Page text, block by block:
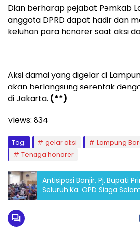
Dian berharap pejabat Pemkab
anggota DPRD dapat hadir dan
keluhan para honorer saat aksi
Aksi damai yang digelar di
akan berlangsung serentak
di Jakarta. (**)
Views: 834
Tag: gelar aksi Lampung
Tenaga honorer
Antisipasi Banjir, Pj. Bupati
Seluruh Ka. OPD Siaga